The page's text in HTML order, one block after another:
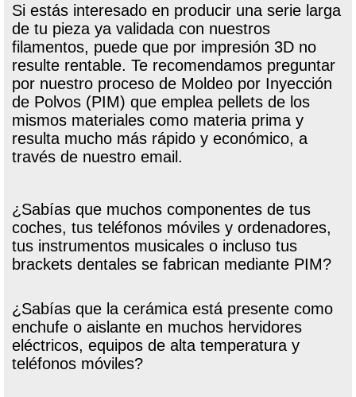
Si estás interesado en producir una serie larga
de tu pieza ya validada con nuestros
filamentos, puede que por impresión 3D no
resulte rentable. Te recomendamos preguntar
por nuestro proceso de Moldeo por Inyección
de Polvos (PIM) que emplea pellets de los
mismos materiales como materia prima y
resulta mucho más rápido y económico, a
través de nuestro email.
¿Sabías que muchos componentes de tus
coches, tus teléfonos móviles y ordenadores,
tus instrumentos musicales o incluso tus
brackets dentales se fabrican mediante PIM?
¿Sabías que la cerámica está presente como
enchufe o aislante en muchos hervidores
eléctricos, equipos de alta temperatura y
teléfonos móviles?